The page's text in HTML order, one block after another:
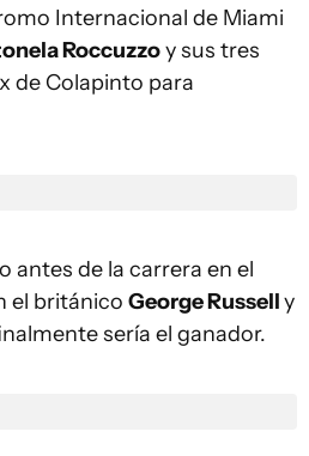
Internacional de Miami
Roccuzzoy sus tres
de Colapinto para
antes de la carrera en el
el británico George Russelly
sería el ganador.